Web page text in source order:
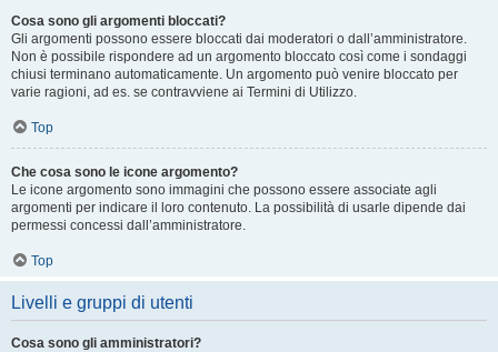
Cosa sono gli argomenti bloccati?
Gli argomenti possono essere bloccati dai moderatori o dall’amministratore.
Non è possibile rispondere ad un argomento bloccato così come i sondaggi
chiusi terminano automaticamente. Un argomento può venire bloccato per
varie ragioni, ad es. se contravviene ai Termini di Utilizzo.
Top
Che cosa sono le icone argomento?
Le icone argomento sono immagini che possono essere associate agli
argomenti per indicare il loro contenuto. La possibilità di usarle dipende dai
permessi concessi dall’amministratore.
Top
Livelli e gruppi di utenti
Cosa sono gli amministratori?